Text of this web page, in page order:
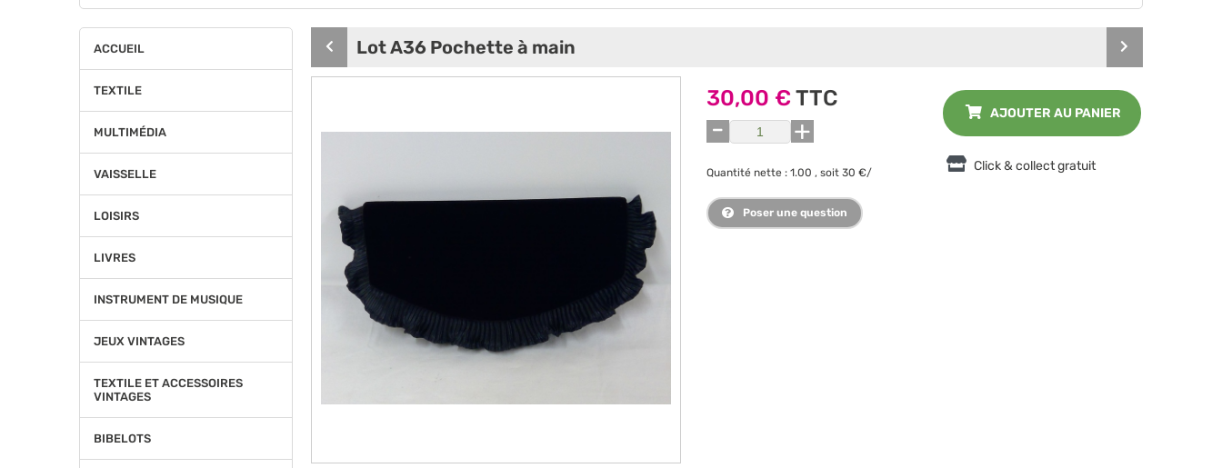
ACCUEIL
TEXTILE
MULTIMÉDIA
VAISSELLE
LOISIRS
LIVRES
INSTRUMENT DE MUSIQUE
JEUX VINTAGES
TEXTILE ET ACCESSOIRES
VINTAGES
BIBELOTS
Produit
précédent
Lot A36 Pochette à main
Produit
suivant
30,00 € TTC
- +
Quantité nette : 1.00 , soit 30 €/
Poser une question
Click & collect gratuit